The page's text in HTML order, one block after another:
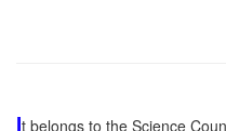
It belongs to the Science